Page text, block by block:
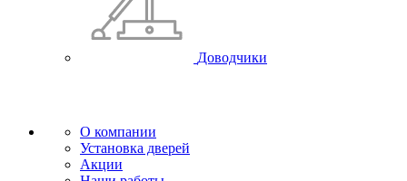
Доводчики
О компании
Установка дверей
Акции